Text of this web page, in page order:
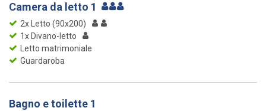
Camera da letto 1
2x Letto (90x200)
1x Divano-letto
Letto matrimoniale
Guardaroba
Bagno e toilette 1